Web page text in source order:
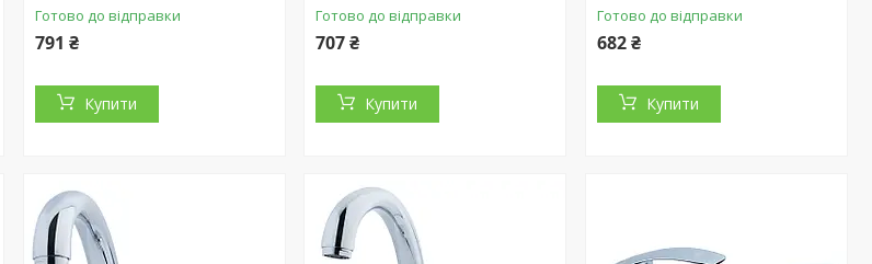
Готово до відправки
791 ₴
Купити
Готово до відправки
707 ₴
Купити
Готово до відправки
682 ₴
Купити